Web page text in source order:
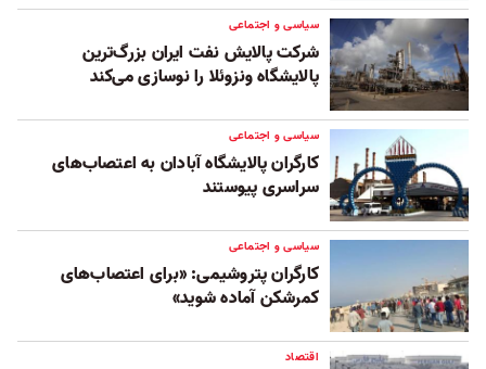
سیاسی و اجتماعی
شرکت پالایش نفت ایران بزرگ‌ترین
پالایشگاه ونزوئلا را نوسازی می‌کند
سیاسی و اجتماعی
کارگران پالایشگاه آبادان به اعتصاب‌های
سراسری پیوستند
سیاسی و اجتماعی
کارگران پتروشیمی: «برای اعتصاب‌های
کمرشکن آماده شوید»
اقتصاد